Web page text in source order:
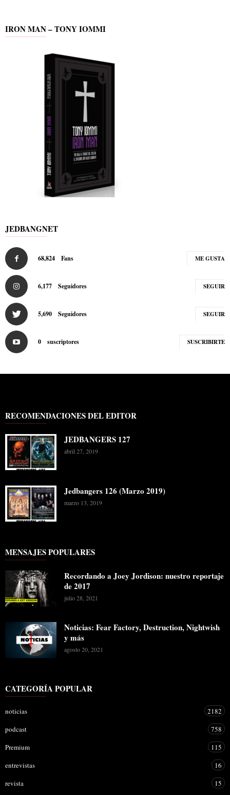
IRON MAN – TONY IOMMI
JEDBANGNET
68,824 Fans ME GUSTA
6,177 Seguidores SEGUIR
5,690 Seguidores SEGUIR
0 suscriptores SUSCRIBIRTE
RECOMENDACIONES DEL EDITOR
JEDBANGERS 127
abril 27, 2019
Jedbangers 126 (Marzo 2019)
marzo 13, 2019
MENSAJES POPULARES
Recordando a Joey Jordison: nuestro reportaje
de 2017
julio 28, 2021
Noticias: Fear Factory, Destruction, Nightwish
y más
agosto 20, 2021
CATEGORÍA POPULAR
noticias
2182
podcast
758
Premium
115
entrevistas
16
revista
15